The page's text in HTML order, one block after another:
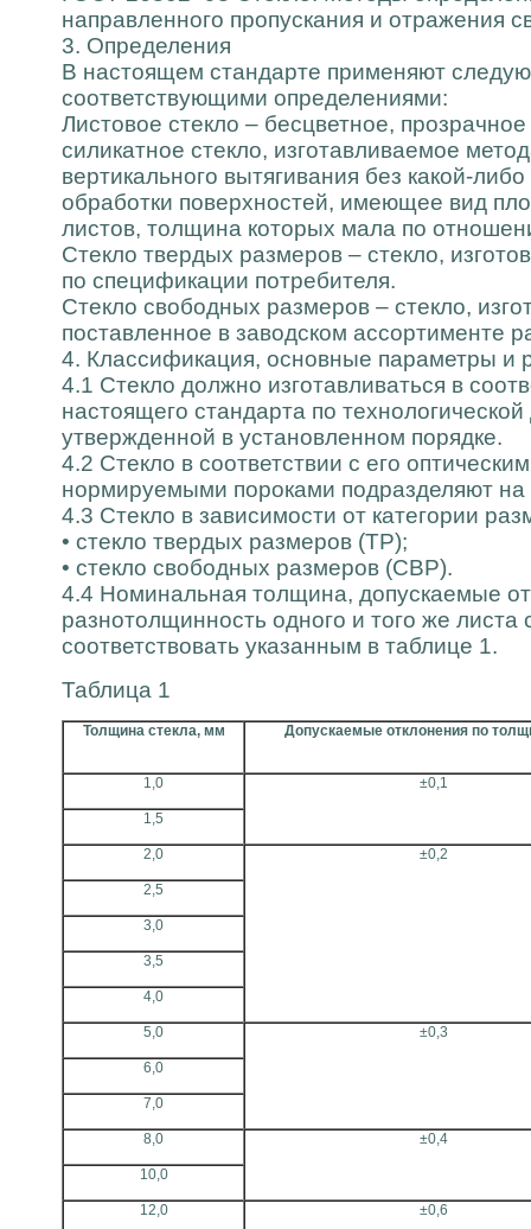
направленного пропускания и отражения
3. Определения
В настоящем стандарте применяют
соответствующими определениями:
Листовое стекло – бесцветное,
силикатное стекло, изготавливаемое
вертикального вытягивания без какой-
обработки поверхностей, имеющее вид
листов, толщина которых мала по
Стекло твердых размеров – стекло,
по спецификации потребителя.
Стекло свободных размеров – стекло,
поставленное в заводском ассортименте
4. Классификация, основные параметры и
4.1 Стекло должно изготавливаться в
настоящего стандарта по
утвержденной в установленном порядке.
4.2 Стекло в соответствии с его
нормируемыми пороками подразделяют
4.3 Стекло в зависимости от категории
• стекло твердых размеров (ТР);
• стекло свободных размеров (СВР).
4.4 Номинальная толщина, допускаемые
разнотолщинность одного и того же листа
соответствовать указанным в таблице 1.
Таблица 1
Толщина стекла, мм Допускаемые отклонения по
1,0 ±0,1
1,5
2,0 ±0,2
2,5
3,0
3,5
4,0
5,0 ±0,3
6,0
7,0
8,0 ±0,4
10,0
12,0 ±0,6